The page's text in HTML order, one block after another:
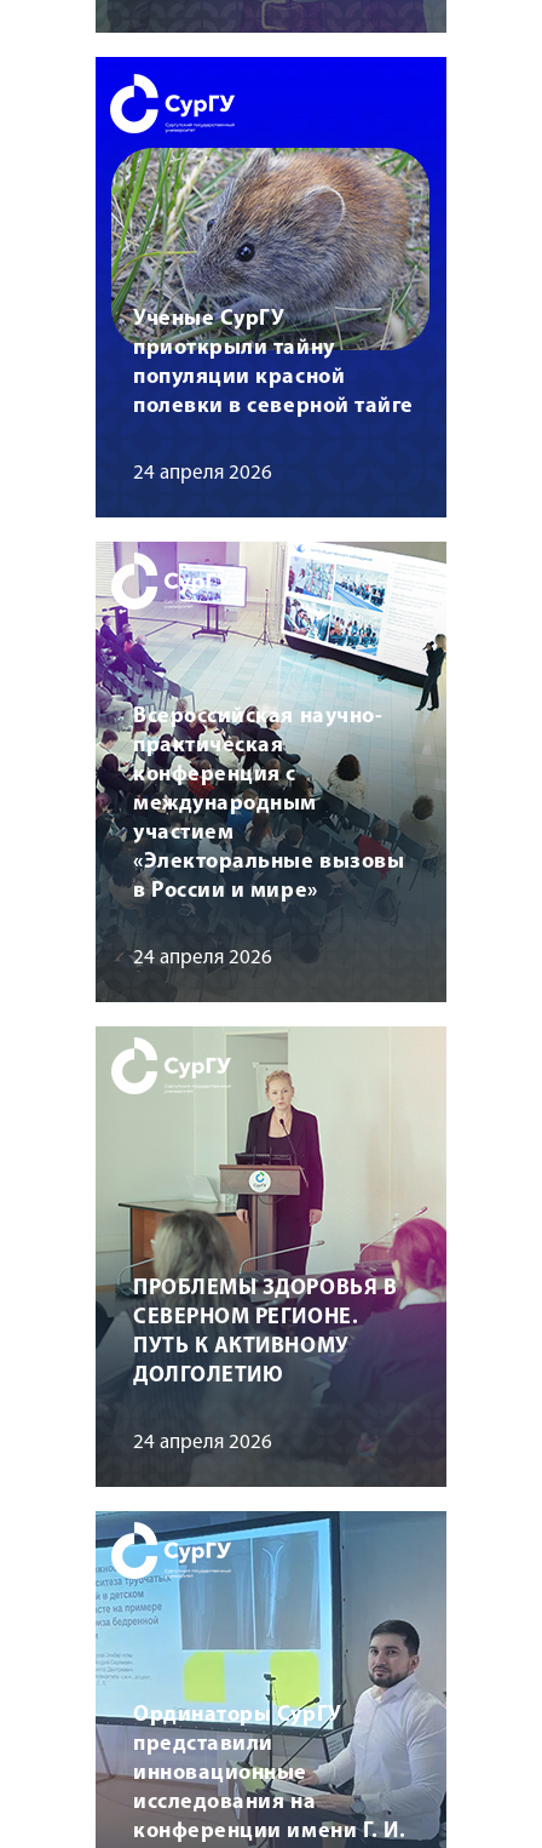
Ученые СурГУ
приоткрыли тайну
популяции красной
полевки в северной тайге
24 апреля 2026
Всероссийская научно-
практическая
конференция с
международным
участием
«Электоральные вызовы
в России и мире»
24 апреля 2026
ПРОБЛЕМЫ ЗДОРОВЬЯ В
СЕВЕРНОМ РЕГИОНЕ.
ПУТЬ К АКТИВНОМУ
ДОЛГОЛЕТИЮ
24 апреля 2026
Ординаторы СурГУ
представили
инновационные
исследования на
конференции имени Г. И.